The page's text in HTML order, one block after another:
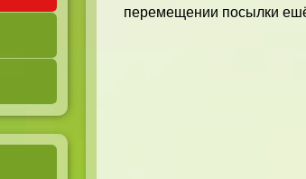
перемещении посылки